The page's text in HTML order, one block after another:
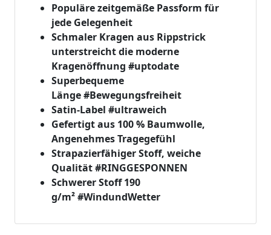
Populäre zeitgemäße Passform für
jede Gelegenheit
Schmaler Kragen aus Rippstrick
unterstreicht die moderne
Kragenöffnung #uptodate
Superbequeme
Länge#Bewegungsfreiheit
Satin-Label #ultraweich
Gefertigt aus 100 % Baumwolle,
Angenehmes Tragegefühl
Strapazierfähiger Stoff, weiche
Qualität#RINGGESPONNEN
Schwerer Stoff 190
g/m²#WindundWetter